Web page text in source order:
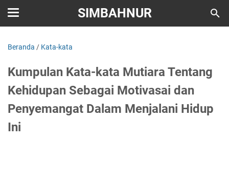
SIMBAHNUR
Beranda / Kata-kata
Kumpulan Kata-kata Mutiara Tentang
Kehidupan Sebagai Motivasai dan
Penyemangat Dalam Menjalani Hidup
Ini